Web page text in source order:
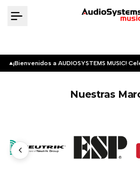
¡Bienvenidos a AUDIOSYSTEMS MUSIC!
Nuestras